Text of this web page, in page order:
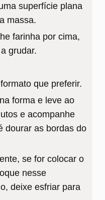
superfície plana
massa.
farinha por cima,
grudar.
que preferir.
forma e leve ao
e acompanhe
dourar as bordas do
se for colocar o
nesse
deixe esfriar para